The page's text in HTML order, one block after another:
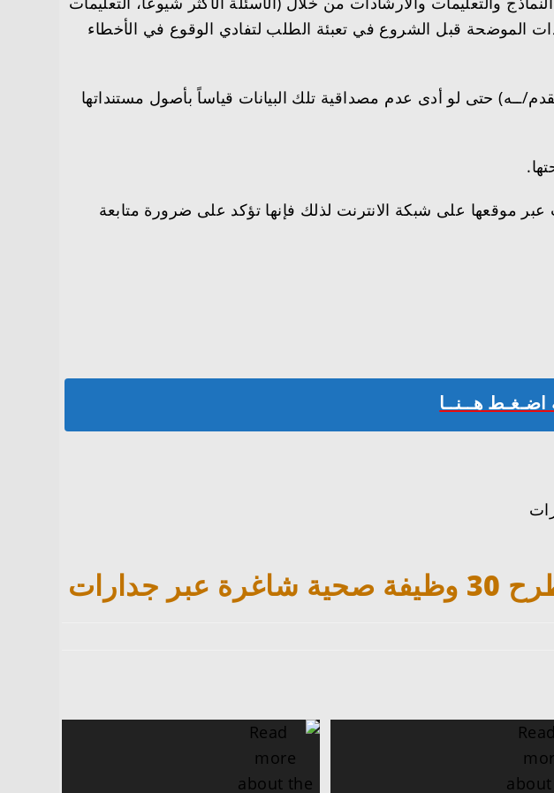
الموضحة قبل الشروع في تعبئة الطلب لتفادي الوقوع في الأخطاء
ــه) حتى لو أدى عدم مصداقية تلك البيانات قياساً بأصول مستنداتها
عبر موقعها على شبكة الانترنت لذلك فإنها تؤكد على ضرورة متابعة
اضـغـط هــنــا